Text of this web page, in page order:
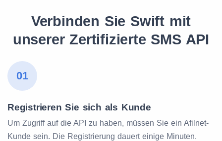
Verbinden Sie Swift mit
unserer Zertifizierte SMS API
01
Registrieren Sie sich als Kunde
Um Zugriff auf die API zu haben, müssen Sie ein Afilnet-
Kunde sein. Die Registrierung dauert einige Minuten.